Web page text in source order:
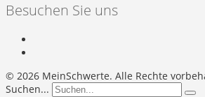
Besuchen Sie uns
© 2026 MeinSchwerte. Alle Rechte
Suchen...